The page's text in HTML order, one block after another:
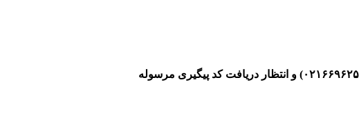
و انتظار دریافت کد پیگیری مرسوله